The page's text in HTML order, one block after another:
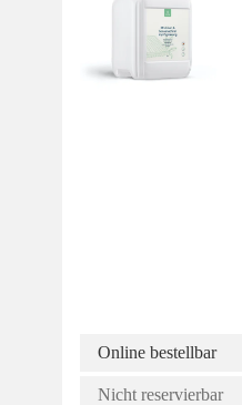
Online bestellbar
Nicht reservierbar